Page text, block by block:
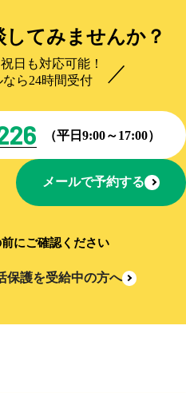
てみませんか？
日も対応可能！
ら24時間受付
（平日9:00～17:00）
メールで予約する
にご確認ください
保護を受給中の方へ